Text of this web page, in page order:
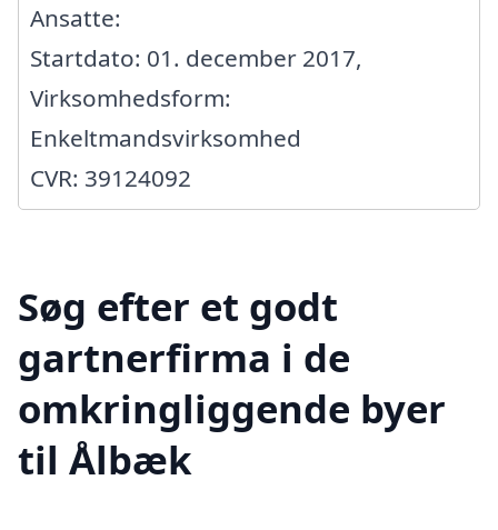
Ansatte:
Startdato: 01. december 2017,
Virksomhedsform:
Enkeltmandsvirksomhed
CVR: 39124092
Søg efter et godt
gartnerfirma i de
omkringliggende byer
til Ålbæk